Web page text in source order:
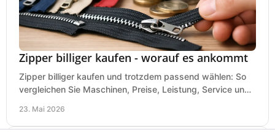
Zipper billiger kaufen - worauf es ankommt
Zipper billiger kaufen und trotzdem passend wählen: So
vergleichen Sie Maschinen, Preise, Leistung, Service und
23. Mai 2026